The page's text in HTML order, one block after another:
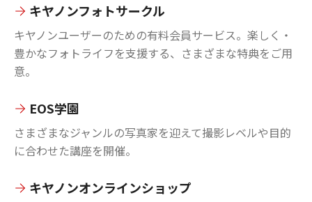
キヤノンフォトサークル
キヤノンユーザーのための有料会員サービス。楽しく・
豊かなフォトライフを支援する、さまざまな特典をご用
意。
EOS学園
さまざまなジャンルの写真家を迎えて撮影レベルや目的
に合わせた講座を開催。
キヤノンオンラインショップ